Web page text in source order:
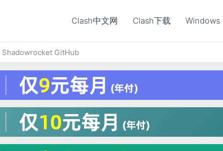
Clash中文网 Clash下载 Windows
Shadowrocket GitHub